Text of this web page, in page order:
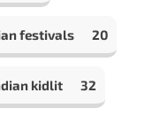
festivals 20
kidlit 32